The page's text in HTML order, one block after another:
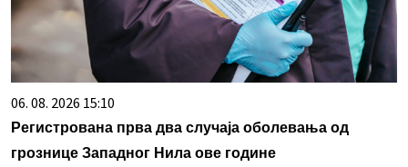
06. 08. 2026 15:10
Регистрована прва два случаја оболевања од
грознице Западног Нила ове године